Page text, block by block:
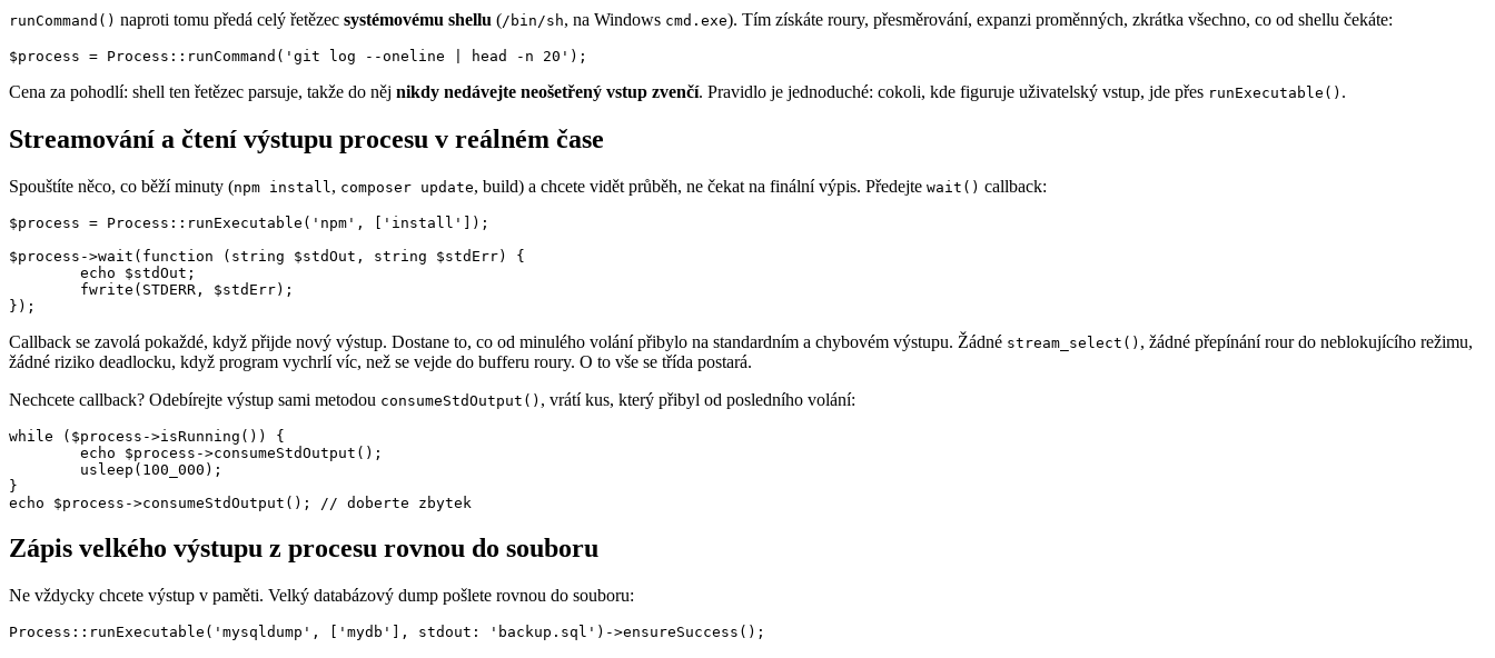
runCommand() naproti tomu předá celý řetězec systémovému shellu (/bin/sh, na Windows cmd.exe). Tím získáte roury, přesměrování, expanzi proměnných, zkrátka všechno, co od shellu čekáte:
Cena za pohodlí: shell ten řetězec parsuje, takže do něj nikdy nedávejte neošetřený vstup zvenčí. Pravidlo je jednoduché: cokoli, kde figuruje uživatelský vstup, jde přes runExecutable() .
Streamování a čtení výstupu procesu v reálném čase
Spouštíte něco, co běží minuty (npm install, composer update, build) a chcete vidět průběh, ne čekat na finální výpis. Předejte wait() callback:
$process = Process::runExecutable('npm', ['install']);
$process->wait(function (string $stdOut, string $stdErr) {
Callback se zavolá pokaždé, když přijde nový výstup. Dostane to, co od minulého volání přibylo na standardním a chybovém výstupu. Žádné stream_select() , žádné přepínání rour do neblokujícího režimu,
žádné riziko deadlocku, když program vychrlí víc, než se vejde do bufferu roury. O to vše se třída postará.
Nechcete callback? Odebírejte výstup sami metodou consumeStdOutput() , vrátí kus, který přibyl od posledního volání:
while ($process->isRunning()) {
}
Zápis velkého výstupu z procesu rovnou do souboru
Ne vždycky chcete výstup v paměti. Velký databázový dump pošlete rovnou do souboru: